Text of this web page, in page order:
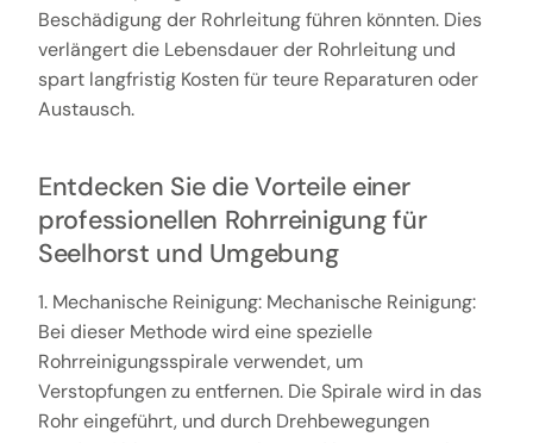
Beschädigung der Rohrleitung führen könnten. Dies
verlängert die Lebensdauer der Rohrleitung und
spart langfristig Kosten für teure Reparaturen oder
Austausch.
Entdecken Sie die Vorteile einer
professionellen Rohrreinigung für
Seelhorst und Umgebung
1. Mechanische Reinigung: Mechanische Reinigung:
Bei dieser Methode wird eine spezielle
Rohrreinigungsspirale verwendet, um
Verstopfungen zu entfernen. Die Spirale wird in das
Rohr eingeführt, und durch Drehbewegungen